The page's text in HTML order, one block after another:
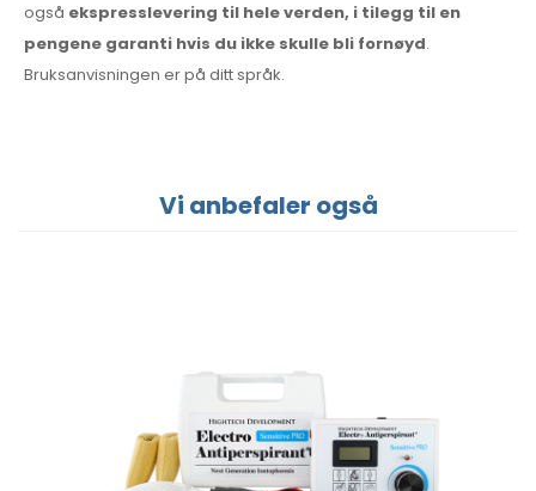
også ekspresslevering til hele verden, i tilegg til en
pengene garanti hvis du ikke skulle bli fornøyd.
Bruksanvisningen er på ditt språk.
Vi anbefaler også